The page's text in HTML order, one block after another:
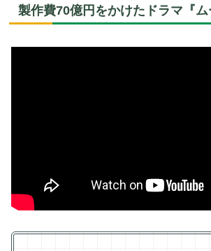
製作費70億円をかけたドラマ『ム